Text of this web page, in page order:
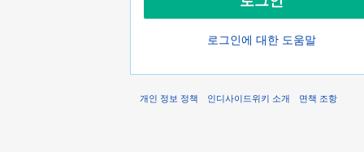
로그인에 대한 도움말
개인 정보 정책 인디사이드위키 소개 면책 조항